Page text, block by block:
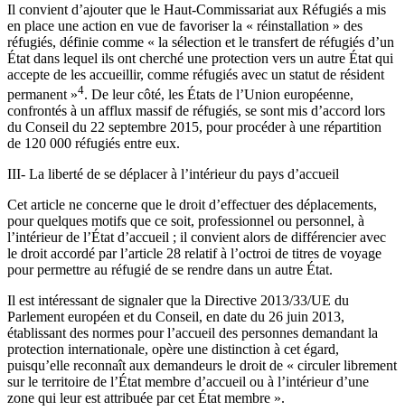
Il convient d’ajouter que le Haut-Commissariat aux Réfugiés a mis
en place une action en vue de favoriser la « réinstallation » des
réfugiés, définie comme « la sélection et le transfert de réfugiés d’un
État dans lequel ils ont cherché une protection vers un autre État qui
accepte de les accueillir, comme réfugiés avec un statut de résident
permanent »4. De leur côté, les États de l’Union européenne,
confrontés à un afflux massif de réfugiés, se sont mis d’accord lors
du Conseil du 22 septembre 2015, pour procéder à une répartition
de 120 000 réfugiés entre eux.
III- La liberté de se déplacer à l’intérieur du pays d’accueil
Cet article ne concerne que le droit d’effectuer des déplacements,
pour quelques motifs que ce soit, professionnel ou personnel, à
l’intérieur de l’État d’accueil ; il convient alors de différencier avec
le droit accordé par l’article 28 relatif à l’octroi de titres de voyage
pour permettre au réfugié de se rendre dans un autre État.
Il est intéressant de signaler que la Directive 2013/33/UE du
Parlement européen et du Conseil, en date du 26 juin 2013,
établissant des normes pour l’accueil des personnes demandant la
protection internationale, opère une distinction à cet égard,
puisqu’elle reconnaît aux demandeurs le droit de « circuler librement
sur le territoire de l’État membre d’accueil ou à l’intérieur d’une
zone qui leur est attribuée par cet État membre ».